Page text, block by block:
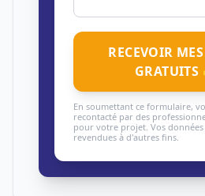
RECEVOIR
GRATUITS
En soumettant ce formulaire,
recontacté par des
pour votre projet. Vos
revendues à d'autres fins.